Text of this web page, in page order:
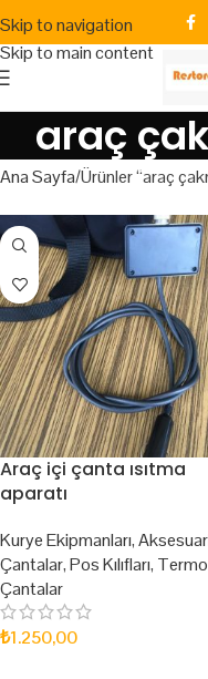
Skip to navigation
Skip to main content
araç
Ana Sayfa Ürünler “araç
Araç içi çanta ısıtma
aparatı
Kurye Ekipmanları,
Çantalar,Pos Kılıfları, Termo
Çantalar
₺1.250,00